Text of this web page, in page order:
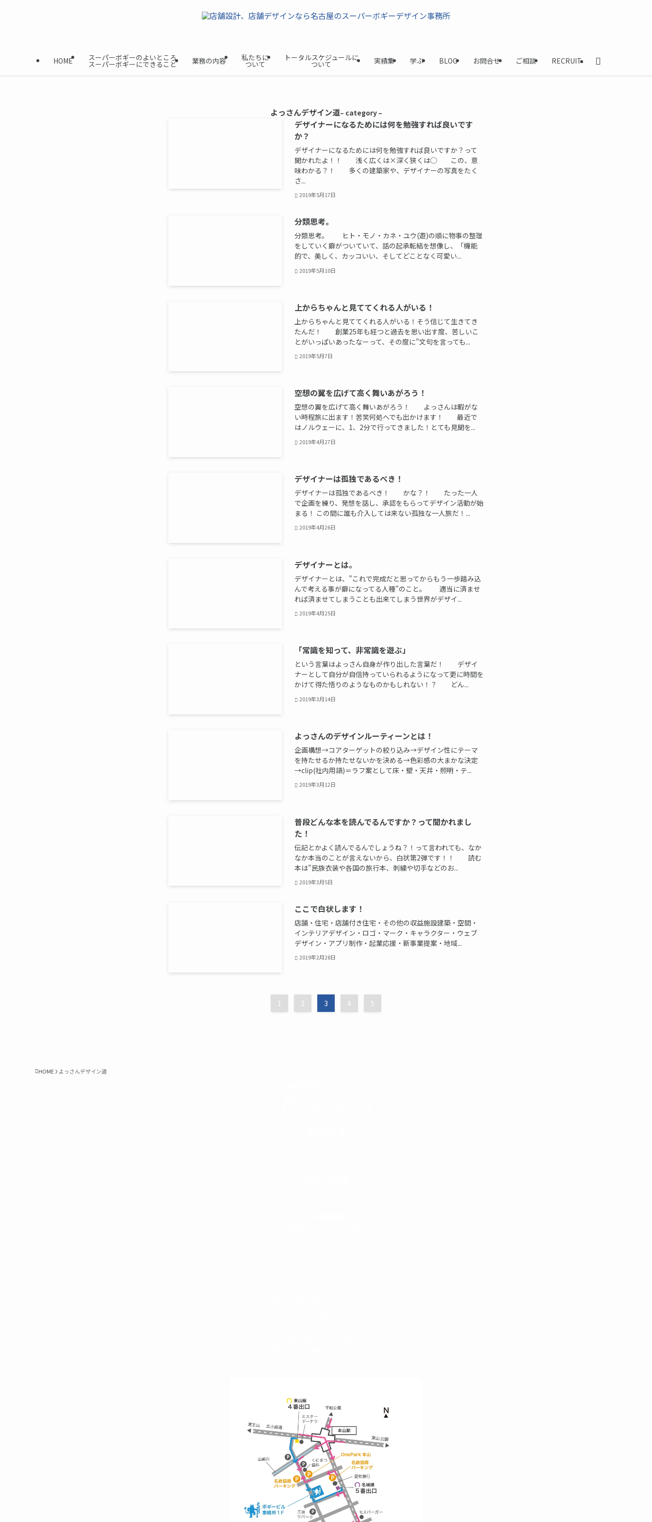
HOME スーパーボギーのよいところ
スーパーボギーにできること 業務の内容 私たちに
ついて
トータルスケジュールに
ついて 実績集 学ぶ BLOG お問合せ ご相談 RECRUIT
よっさんデザイン道– category –
デザイナーになるためには何を勉強すれば良いです
か？
デザイナーになるためには何を勉強すれば良いですか？って
聞かれたよ！！ 浅く広くは×深く狭くは◯ この、意
味わかる？！ 多くの建築家や、デザイナーの写真をたく
さ...
2019年5月17日
分類思考。
分類思考。 ヒト・モノ・カネ・ユウ(遊)の順に物事の整理
をしていく癖がついていて、話の起承転結を想像し、「機能
的で、美しく、カッコいい、そしてどことなく可愛い...
2019年5月10日
上からちゃんと見ててくれる人がいる！
上からちゃんと見ててくれる人がいる！そう信じて生きてき
たんだ！ 創業25年も経つと過去を思い出す度、苦しいこ
とがいっぱいあったなーって、その度に”文句を言っても...
2019年5月7日
空想の翼を広げて高く舞いあがろう！
空想の翼を広げて高く舞いあがろう！ よっさんは暇がな
い時程旅に出ます！苦笑何処へでも出かけます！ 最近で
はノルウェーに、1、2分で行ってきました！とても見聞を...
2019年4月27日
デザイナーは孤独であるべき！
デザイナーは孤独であるべき！ かな？！ たった一人
で企画を練り、発想を話し、承認をもらってデザイン活動が始
まる！ この間に誰も介入しては来ない孤独な一人旅だ！...
2019年4月26日
デザイナーとは。
デザイナーとは、”これで完成だと思ってからもう一歩踏み込
んで考える事が癖になってる人種”のこと。 適当に済ませ
れば済ませてしまうことも出来てしまう世界がデザイ...
2019年4月25日
「常識を知って、非常識を遊ぶ」
という言葉はよっさん自身が作り出した言葉だ！ デザイ
ナーとして自分が自信持っていられるようになって更に時間を
かけて得た悟りのようなものかもしれない！？ どん...
2019年3月14日
よっさんのデザインルーティーンとは！
企画構想→コアターゲットの絞り込み→デザイン性にテーマ
を持たせるか持たせないかを決める→色彩感の大まかな決定
→clip(社内用語)＝ラフ案として床・壁・天井・照明・テ...
2019年3月12日
普段どんな本を読んでるんですか？って聞かれまし
た！
伝記とかよく読んでるんでしょうね？！って言われても、なか
なか本当のことが言えないから、白状第2弾です！！ 読む
本は”民族衣装や各国の旅行本、刺繍や切手などのお...
2019年3月5日
ここで白状します！
店舗・住宅・店舗付き住宅・その他の収益施設建築・空間・
インテリアデザイン・ロゴ・マーク・キャラクター・ウェブ
デザイン・アプリ制作・起業応援・新事業提案・地域...
2019年2月28日
1 2 3 4 5
HOME よっさんデザイン道